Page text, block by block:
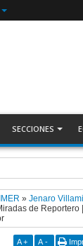
SECCIONES
IMER » Jenaro Villamil
de
A + A -